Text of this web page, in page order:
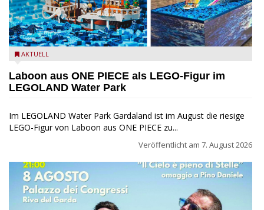
Laboon aus ONE PIECE als LEGO-Figur im LEGOLAND Water
AKTUELL
Laboon aus ONE PIECE als LEGO-Figur im
LEGOLAND Water Park
Im LEGOLAND Water Park Gardaland ist im August die riesige
LEGO-Figur von Laboon aus ONE PIECE zu...
Veröffentlicht am 7. August 2026